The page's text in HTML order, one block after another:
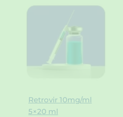
Retrovir 10mg/ml
5×20 ml